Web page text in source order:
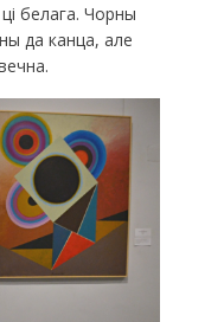
белага. Чорны
да канца, але